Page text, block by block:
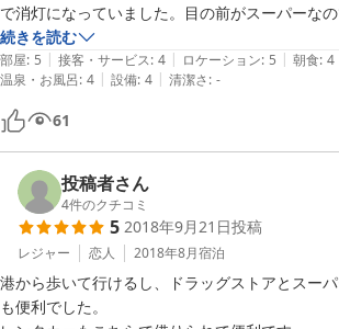
で消灯になっていました。目の前がスーパーな
定食や寿司や居酒屋なの徒歩圏内にあります。朝
ーの中から前日に選択します。和食を食べました
そうでした。
続きを読む
部屋: 5 | 接客・サービス: 4 | ロケーション: 5 | 朝食: 4
温泉・お風呂: 4 | 設備: 4 | 清潔さ: -
61
投稿者さん
4件のクチコミ
5 2018年9月21日投稿
レジャー 恋人 2018年8月宿泊
港から歩いて行けるし、ドラッグストアとスー
も便利でした。